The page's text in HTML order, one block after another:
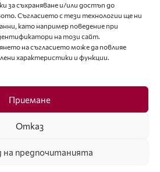
за съхраняване и/или достъп до
Съгласието с тези технологии ще ни
като например поведение при
на този сайт.
на съгласието може да повлияе
характеристики и функции.
Приемане
Отказ
на предпочитанията
2007-2025 Ot igla do konetz Ltd. & Fashion.bg